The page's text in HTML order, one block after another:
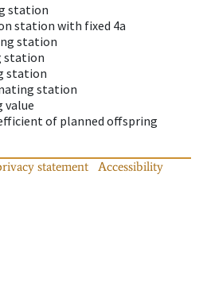
station
station with fixed 4a
station
station
station
station
value
of planned offspring
statement
Accessibility